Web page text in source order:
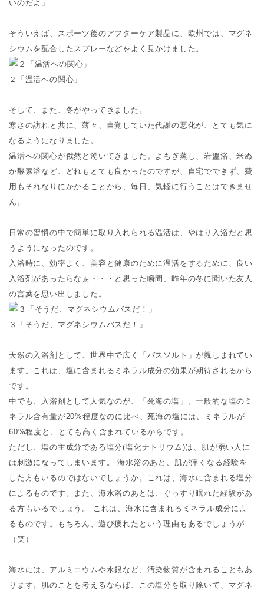
いのだよ」
そういえば、スポーツ後のアフターケア製品に、欧州では、マグネ
シウムを配合したスプレーなどをよく見かけました。
２「温活への関心」
そして、また、冬がやってきました。
寒さの訪れと共に、薄々、自覚していた代謝の悪化が、とても気に
なるようになりました。
温活への関心が俄然と湧いてきました。よもぎ蒸し、岩盤浴、米ぬ
か酵素浴など、どれもとても良かったのですが、自宅でできず、費
用もそれなりにかかることから、毎日、気軽に行うことはできませ
ん。
日常の習慣の中で簡単に取り入れられる温活は、やはり入浴だと思
うようになったのです。
入浴時に、効率よく、美容と健康のために温活をするために、良い
入浴剤があったらなぁ・・・と思った瞬間、昨年の冬に聞いた友人
の言葉を思い出しました。
３「そうだ、マグネシウムバスだ！」
天然の入浴剤として、世界中で広く「バスソルト」が親しまれてい
ます。これは、塩に含まれるミネラル成分の効果が期待されるから
です。
中でも、入浴剤として人気なのが、「死海の塩」。一般的な塩のミ
ネラル含有量が20%程度なのに比べ、死海の塩には、ミネラルが
60%程度と、とても高く含まれているからです。
ただし、塩の主成分である塩分(塩化ナトリウム)は、肌が弱い人に
は刺激になってしまいます。 海水浴のあと、肌が痒くなる経験を
した方もいるのではないでしょうか。これは、海水に含まれる塩分
によるものです。また、海水浴のあとは、ぐっすり眠れた経験があ
る方もいるでしょう。 これは、海水に含まれるミネラル成分によ
るものです。もちろん、遊び疲れたという理由もあるでしょうが
（笑）
海水には、アルミニウムや水銀など、汚染物質が含まれることもあ
ります。肌のことを考えるならば、この塩分を取り除いて、マグネ